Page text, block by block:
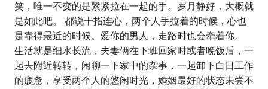
笑，唯一不变的是紧紧拉在一起的手。岁月静好，大概就
是如此吧。 都说十指连心，两个人手拉着的时候，心也
是靠得最近的时候。爱你的男人，走路时也会牵着你。
生活就是细水长流，夫妻俩在下班回家时或者晚饭后，一
起去附近转转，闲聊一下家中的杂事，一起卸下白日工作
的疲惫，享受两个人的悠闲时光，婚姻最好的状态未尝不